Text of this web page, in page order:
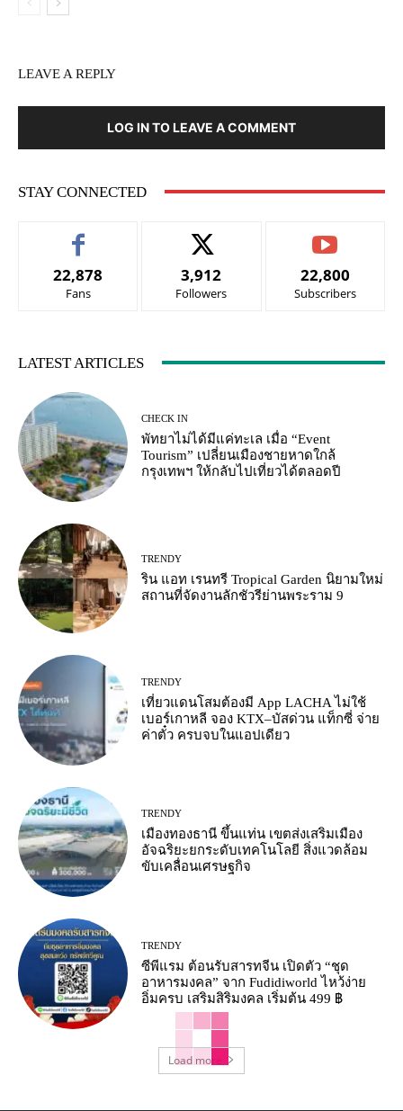
LEAVE A REPLY
LOG IN TO LEAVE A COMMENT
STAY CONNECTED
22,878
Fans
3,912
Followers
22,800
Subscribers
LATEST ARTICLES
CHECK IN
พัทยาไม่ได้มีแค่ทะเล เมื่อ “Event
Tourism” เปลี่ยนเมืองชายหาดใกล้
กรุงเทพฯ ให้กลับไปเที่ยวได้ตลอดปี
TRENDY
ริน แอท เรนทรี Tropical Garden นิยามใหม่
สถานที่จัดงานลักชัวรีย่านพระราม 9
TRENDY
เที่ยวแดนโสมต้องมี App LACHA ไม่ใช้
เบอร์เกาหลี จอง KTX–บัสด่วน แท็กซี่ จ่าย
ค่าตั๋ว ครบจบในแอปเดียว
TRENDY
เมืองทองธานี ขึ้นแท่น เขตส่งเสริมเมือง
อัจฉริยะยกระดับเทคโนโลยี สิ่งแวดล้อม
ขับเคลื่อนเศรษฐกิจ
TRENDY
ซีพีแรม ต้อนรับสารทจีน เปิดตัว “ชุด
อาหารมงคล” จาก Fudidiworld ไหว้ง่าย
อิ่มครบ เสริมสิริมงคล เริ่มต้น 499 ฿
Load more